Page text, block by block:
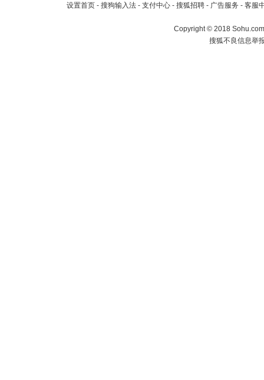
设置首页 - 搜狗输入法 - 支付中心 - 搜狐招聘 - 广告服务 - 客服
Copyright ©2018
搜狐不良信息举